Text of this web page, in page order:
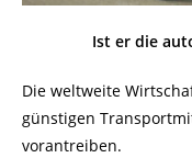
Ist er die
Die weltweite
günstigen
vorantreiben.